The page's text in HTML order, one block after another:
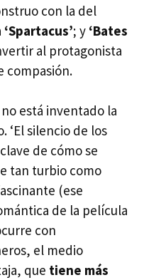
con la del
‘Spartacus’; y ‘Bates
al protagonista
compasión.
está inventado la
‘El silencio de los
de cómo se
tan turbio como
(ese
de la película
con
el medio
que tiene más